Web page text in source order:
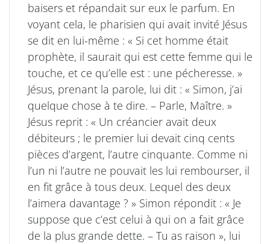
baisers et répandait sur eux le parfum. En
voyant cela, le pharisien qui avait invité Jésus
se dit en lui-même : « Si cet homme était
prophète, il saurait qui est cette femme qui le
touche, et ce qu’elle est : une pécheresse. »
Jésus, prenant la parole, lui dit : « Simon, j’ai
quelque chose à te dire. – Parle, Maître. »
Jésus reprit : « Un créancier avait deux
débiteurs ; le premier lui devait cinq cents
pièces d’argent, l’autre cinquante. Comme ni
l’un ni l’autre ne pouvait les lui rembourser, il
en fit grâce à tous deux. Lequel des deux
l’aimera davantage ? » Simon répondit : « Je
suppose que c’est celui à qui on a fait grâce
de la plus grande dette. – Tu as raison », lui